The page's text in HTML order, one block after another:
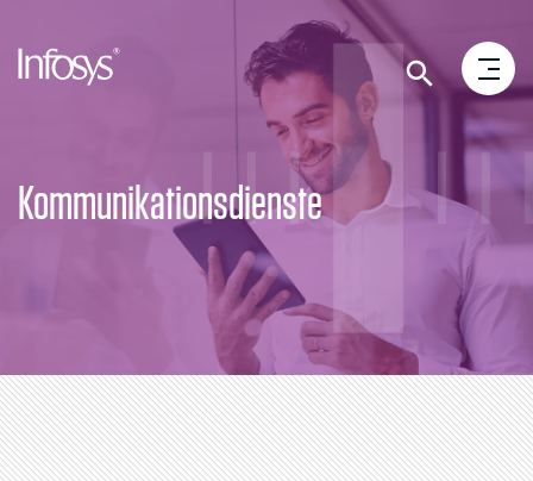
Kommunikationsdienste